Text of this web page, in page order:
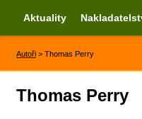
Aktuality
Autoři > Thomas Perry
Thomas Perry